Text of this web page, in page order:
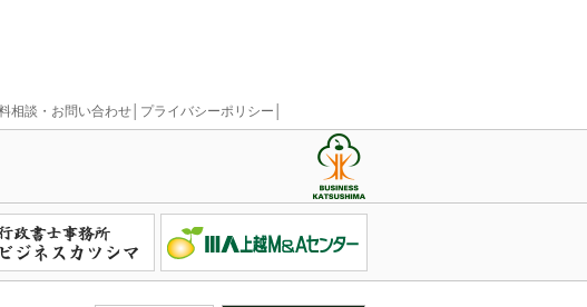
相談・お問い合わせ│ プライバシーポリシー